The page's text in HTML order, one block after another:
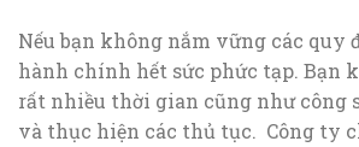
Nếu bạn không nắm vững các quy
hành chính hết sức phức tạp. Bạn
rất nhiều thời gian cũng như công
và thục hiện các thủ tục. Công ty